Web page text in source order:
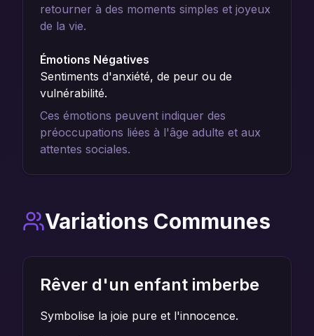
retourner à des moments simples et joyeux
de la vie.
Émotions Négatives
Sentiments d'anxiété, de peur ou de
vulnérabilité.
Ces émotions peuvent indiquer des
préoccupations liées à l'âge adulte et aux
attentes sociales.
Variations Communes
Rêver d'un enfant imberbe
Symbolise la joie pure et l'innocence.